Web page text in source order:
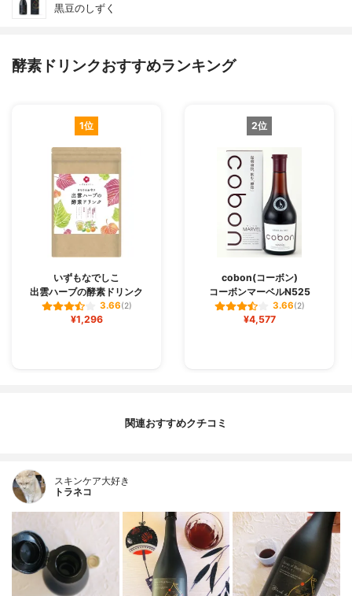
黒豆のしずく
酵素ドリンクおすすめランキング
1位
いずもなでしこ
出雲ハーブの酵素ドリンク
3.66(2)
¥1,296
2位
cobon(コーボン)
コーボンマーベルN525
3.66(2)
¥4,577
関連おすすめクチコミ
スキンケア大好き
トラネコ